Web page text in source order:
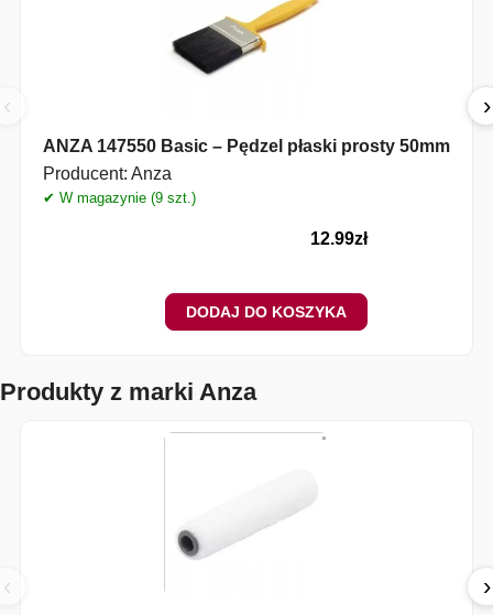
‹
ANZA 147550 Basic – Pędzel płaski prosty 50mm
Producent: Anza
✔ W magazynie (9 szt.)
12.99zł
DODAJ DO KOSZYKA
›
Produkty z marki Anza
‹ ›